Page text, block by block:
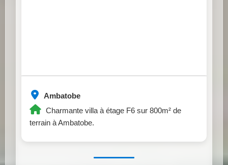
Ambatobe
Charmante villa à étage F6 sur 800m² de
terrain à Ambatobe.